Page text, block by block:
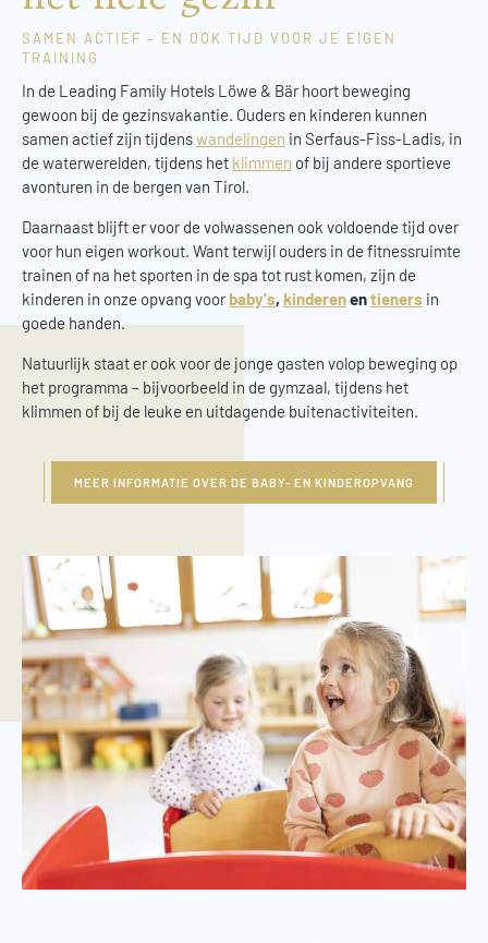
SAMEN ACTIEF – EN OOK TIJD VOOR JE EIGEN
TRAINING
In de Leading Family Hotels Löwe & Bär hoort beweging
gewoon bij de gezinsvakantie. Ouders en kinderen kunnen
samen actief zijn tijdenswandelingen in Serfaus-Fiss-Ladis, in
de waterwerelden, tijdens het klimmen of bij andere sportieve
avonturen in de bergen van Tirol.
Daarnaast blijft er voor de volwassenen ook voldoende tijd over
voor hun eigen workout. Want terwijl ouders in de fitnessruimte
trainen of na het sporten in de spa tot rust komen, zijn de
kinderen in onze opvang voorbaby's, kinderenentieners in
goede handen.
Natuurlijk staat er ook voor de jonge gasten volop beweging op
het programma – bijvoorbeeld in de gymzaal, tijdens het
klimmen of bij de leuke en uitdagende buitenactiviteiten.
MEER INFORMATIE OVER DE BABY- EN KINDEROPVANG